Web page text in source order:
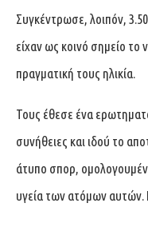
Συγκέντρωσε, λοιπόν,
είχαν ως κοινό σημείο το
πραγματική τους ηλικία.
Τους έθεσε ένα
συνήθειες και ιδού το
άτυπο σπορ,
υγεία των ατόμων αυτών. I